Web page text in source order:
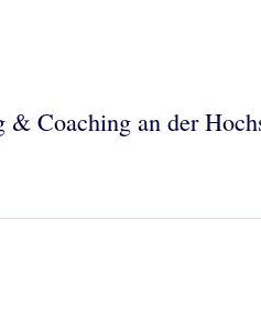
Coaching an der